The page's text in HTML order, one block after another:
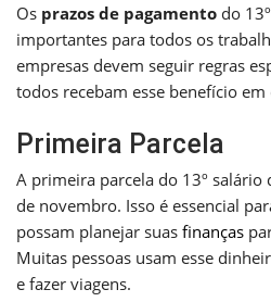
Os prazos de pagamento do
importantes para todos os
empresas devem seguir regras
todos recebam esse benefício em
Primeira Parcela
A primeira parcela do 13º salário
de novembro. Isso é essencial
possam planejar suas finanças
Muitas pessoas usam esse
e fazer viagens.